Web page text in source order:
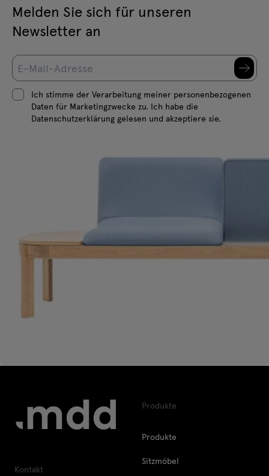
Melden Sie sich für unseren
Newsletter an
Ich stimme der Verarbeitung meiner personenbezogenen
Daten für Marketingzwecke zu. Ich habe die
Datenschutzerklärung gelesen und akzeptiere sie.
Kontakt
Produkte
Produkte
Sitzmöbel